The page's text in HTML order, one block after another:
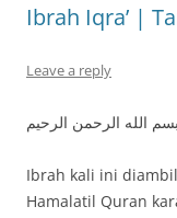
Ibrah Iqra’ |
Leave a reply
بسم الله الرحمن الرحيم
Ibrah kali ini
Hamalatil Quran